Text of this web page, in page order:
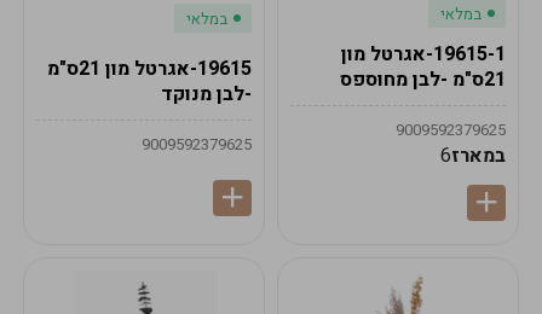
במלאי
19615-1-אגרטל מון
21ס"מ -לבן מחוספס
9009592379625
במארז6
במלאי
19615-אגרטל מון 21ס"מ
-לבן מנוקד
9009592379625